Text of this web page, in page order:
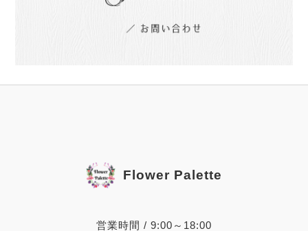
Flower Palette
営業時間 / 9:00～18:00